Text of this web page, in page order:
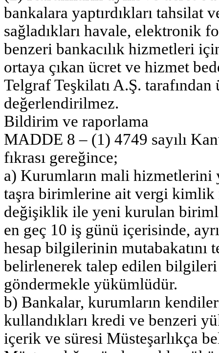
bankalara yaptırdıkları
sağladıkları havale, elektronik
benzeri bankacılık hizmetleri
ortaya çıkan ücret ve hizmet
Telgraf Teşkilatı A.Ş.
değerlendirilmez.
Bildirim ve raporlama
MADDE 8 – (1) 4749 sayılı
fıkrası gereğince;
a) Kurumların mali
taşra birimlerine ait vergi kimlik
değişiklik ile yeni kurulan
en geç 10 iş günü içerisinde,
hesap bilgilerinin mutabakatını
belirlenerek talep edilen bilgileri
göndermekle yükümlüdür.
b) Bankalar, kurumların
kullandıkları kredi ve benzeri
içerik ve süresi Müsteşarlıkça